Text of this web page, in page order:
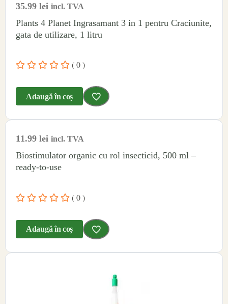
35.99 lei incl. TVA
Plants 4 Planet Ingrasamant 3 in 1 pentru Craciunite,
gata de utilizare, 1 litru
( 0 )
Adaugă în coș
11.99 lei incl. TVA
Biostimulator organic cu rol insecticid, 500 ml –
ready-to-use
( 0 )
Adaugă în coș